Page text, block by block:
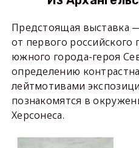
Предстоящая выставка
от первого российского
южного города-героя
определению
лейтмотивами
познакомятся в
Херсонеса.